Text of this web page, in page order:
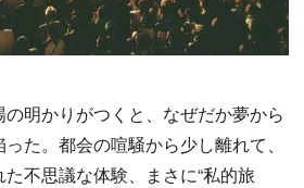
明かりがつくと、なぜだか夢から
た。都会の喧騒から少し離れて、
不思議な体験、まさに“私的旅